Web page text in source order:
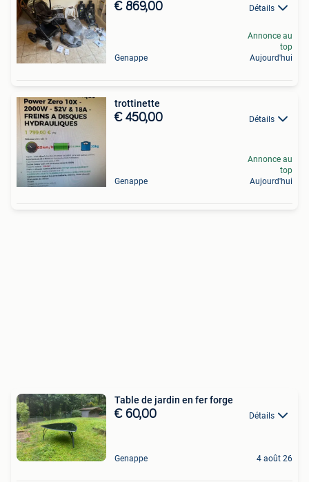
€ 869,00 Détails
Genappe
Annonce au
top
Aujourd'hui
trottinette
€ 450,00 Détails
Genappe
Annonce au
top
Aujourd'hui
Table de jardin en fer forge
€ 60,00 Détails
Genappe 4 août 26